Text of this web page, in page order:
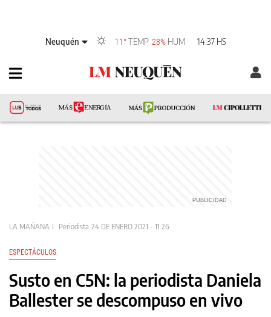
Neuquén 11° TEMP 28% HUM 14:37 HS
LA MAÑANA Periodista 24 DE ENERO 2021 - 11:26
ESPECTÁCULOS
Susto en C5N: la periodista Daniela
Ballester se descompuso en vivo